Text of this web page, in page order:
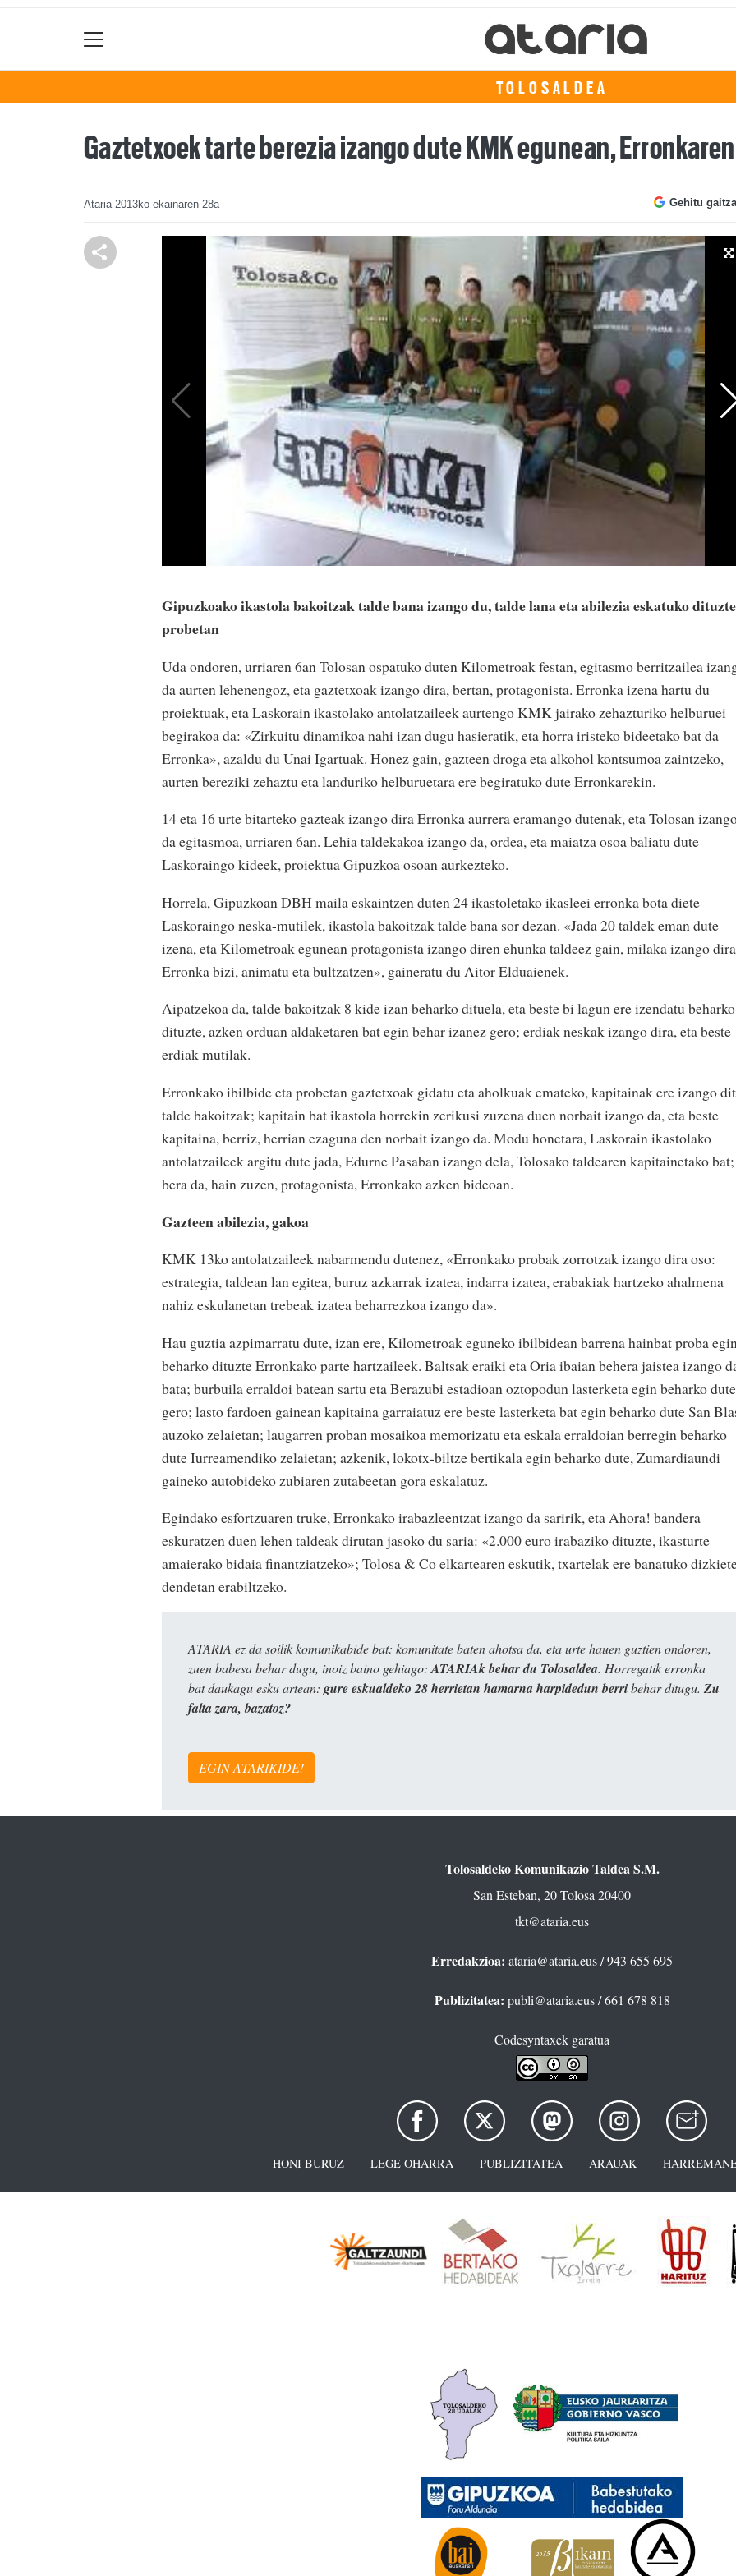
TOLOSALDEA
Gaztetxoek tarte berezia izango dute KMK egunean,
Ataria 2013ko ekainaren 28a Gehitu
Gipuzkoako ikastola bakoitzak talde bana izango du, talde lana eta abilezia eskatuko dituzte
probetan
Uda ondoren, urriaren 6an Tolosan ospatuko duten Kilometroak festan, egitasmo berritzailea
da aurten lehenengoz, eta gaztetxoak izango dira, bertan, protagonista. Erronka izena hartu du
proiektuak, eta Laskorain ikastolako antolatzaileek aurtengo KMK jairako zehazturiko helburuei
begirakoa da: «Zirkuitu dinamikoa nahi izan dugu hasieratik, eta horra iristeko bideetako bat da
Erronka», azaldu du Unai Igartuak. Honez gain, gazteen droga eta alkohol kontsumoa zaintzeko,
aurten bereziki zehaztu eta landuriko helburuetara ere begiratuko dute Erronkarekin.
14 eta 16 urte bitarteko gazteak izango dira Erronka aurrera eramango dutenak, eta Tolosan
da egitasmoa, urriaren 6an. Lehia taldekakoa izango da, ordea, eta maiatza osoa baliatu dute
Laskoraingo kideek, proiektua Gipuzkoa osoan aurkezteko.
Horrela, Gipuzkoan DBH maila eskaintzen duten 24 ikastoletako ikasleei erronka bota diete
Laskoraingo neska-mutilek, ikastola bakoitzak talde bana sor dezan. «Jada 20 taldek eman dute
izena, eta Kilometroak egunean protagonista izango diren ehunka taldeez gain, milaka izango dira
Erronka bizi, animatu eta bultzatzen», gaineratu du Aitor Elduaienek.
Aipatzekoa da, talde bakoitzak 8 kide izan beharko dituela, eta beste bi lagun ere izendatu beharko
dituzte, azken orduan aldaketaren bat egin behar izanez gero; erdiak neskak izango dira, eta beste
erdiak mutilak.
Erronkako ibilbide eta probetan gaztetxoak gidatu eta aholkuak emateko, kapitainak ere izango
talde bakoitzak; kapitain bat ikastola horrekin zerikusi zuzena duen norbait izango da, eta beste
kapitaina, berriz, herrian ezaguna den norbait izango da. Modu honetara, Laskorain ikastolako
antolatzaileek argitu dute jada, Edurne Pasaban izango dela, Tolosako taldearen kapitainetako bat;
bera da, hain zuzen, protagonista, Erronkako azken bideoan.
Gazteen abilezia, gakoa
KMK 13ko antolatzaileek nabarmendu dutenez, «Erronkako probak zorrotzak izango dira oso:
estrategia, taldean lan egitea, buruz azkarrak izatea, indarra izatea, erabakiak hartzeko ahalmena
nahiz eskulanetan trebeak izatea beharrezkoa izango da».
Hau guztia azpimarratu dute, izan ere, Kilometroak eguneko ibilbidean barrena hainbat proba
beharko dituzte Erronkako parte hartzaileek. Baltsak eraiki eta Oria ibaian behera jaistea izango
bata; burbuila erraldoi batean sartu eta Berazubi estadioan oztopodun lasterketa egin beharko dute
gero; lasto fardoen gainean kapitaina garraiatuz ere beste lasterketa bat egin beharko dute San
auzoko zelaietan; laugarren proban mosaikoa memorizatu eta eskala erraldoian berregin beharko
dute Iurreamendiko zelaietan; azkenik, lokotx-biltze bertikala egin beharko dute, Zumardiaundi
gaineko autobideko zubiaren zutabeetan gora eskalatuz.
Egindako esfortzuaren truke, Erronkako irabazleentzat izango da saririk, eta Ahora! bandera
eskuratzen duen lehen taldeak dirutan jasoko du saria: «2.000 euro irabaziko dituzte, ikasturte
amaierako bidaia finantziatzeko»; Tolosa & Co elkartearen eskutik, txartelak ere banatuko
dendetan erabiltzeko.
ATARIA ez da soilik komunikabide bat: komunitate baten ahotsa da, eta urte hauen guztien ondoren,
zuen babesa behar dugu, inoiz baino gehiago: ATARIAk behar du Tolosaldea. Horregatik erronka
bat daukagu esku artean: gure eskualdeko 28 herrietan hamarna harpidedun berribehar ditugu. Zu
falta zara, bazatoz?
EGIN ATARIKIDE!
Tolosaldeko Komunikazio Taldea S.M.
San Esteban, 20 Tolosa 20400
tkt@ataria.eus
Erredakzioa: ataria@ataria.eus/ 943 655 695
Publizitatea: publi@ataria.eus/ 661 678 818
Codesyntaxek garatua
HONI BURUZ LEGE OHARRA PUBLIZITATEA ARAUAK